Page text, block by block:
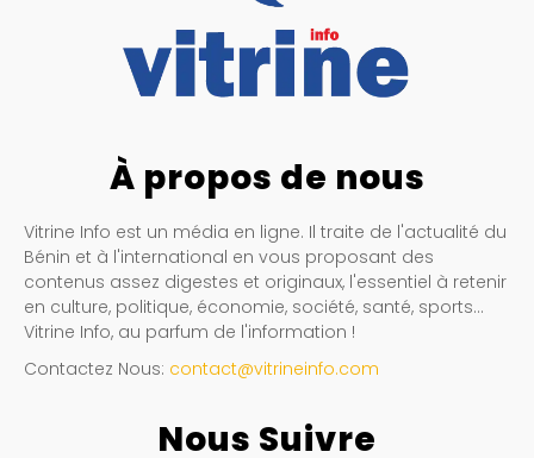
À propos de nous
Vitrine Info est un média en ligne. Il traite de l'actualité du
Bénin et à l'international en vous proposant des
contenus assez digestes et originaux, l'essentiel à retenir
en culture, politique, économie, société, santé, sports…
Vitrine Info, au parfum de l'information !
Contactez Nous: contact@vitrineinfo.com
Nous Suivre